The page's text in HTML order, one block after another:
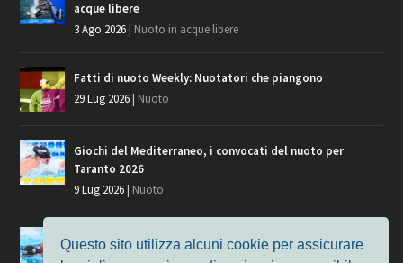
acque libere
3 Ago 2026 Nuoto in acque libere
Fatti di nuoto Weekly: Nuotatori che piangono
29 Lug 2026 Nuoto
Giochi del Mediterraneo, i convocati del nuoto per
Taranto 2026
9 Lug 2026 Nuoto
Europei di Nuoto Parigi 2026: fra veterani e giovani, chi
manca?
Questo sito utilizza alcuni cookie per assicurare